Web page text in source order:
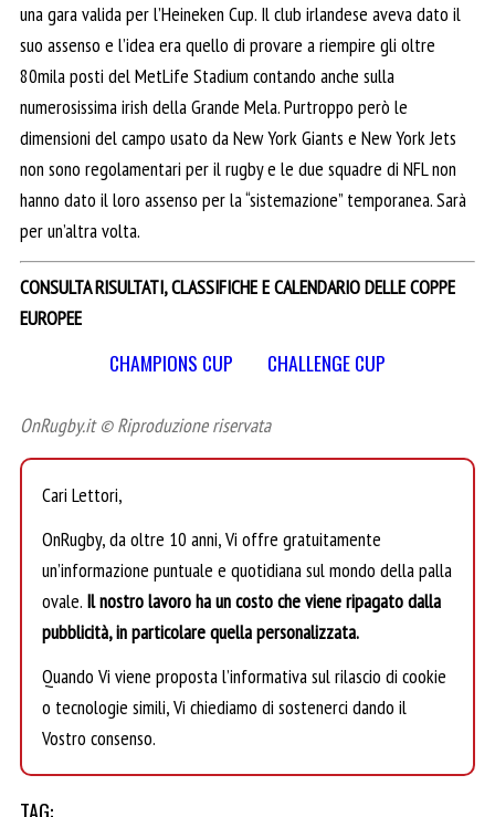
una gara valida per l’Heineken Cup. Il club irlandese aveva dato il
suo assenso e l’idea era quello di provare a riempire gli oltre
80mila posti del MetLife Stadium contando anche sulla
numerosissima irish della Grande Mela. Purtroppo però le
dimensioni del campo usato da New York Giants e New York Jets
non sono regolamentari per il rugby e le due squadre di NFL non
hanno dato il loro assenso per la “sistemazione” temporanea. Sarà
per un’altra volta.
CONSULTA RISULTATI, CLASSIFICHE E CALENDARIO DELLE COPPE
EUROPEE
CHAMPIONS CUP CHALLENGE CUP
OnRugby.it © Riproduzione riservata
Cari Lettori,
OnRugby, da oltre 10 anni, Vi offre gratuitamente
un’informazione puntuale e quotidiana sul mondo della palla
ovale. Il nostro lavoro ha un costo che viene ripagato dalla
pubblicità, in particolare quella personalizzata.
Quando Vi viene proposta l’informativa sul rilascio di cookie
o tecnologie simili, Vi chiediamo di sostenerci dando il
Vostro consenso.